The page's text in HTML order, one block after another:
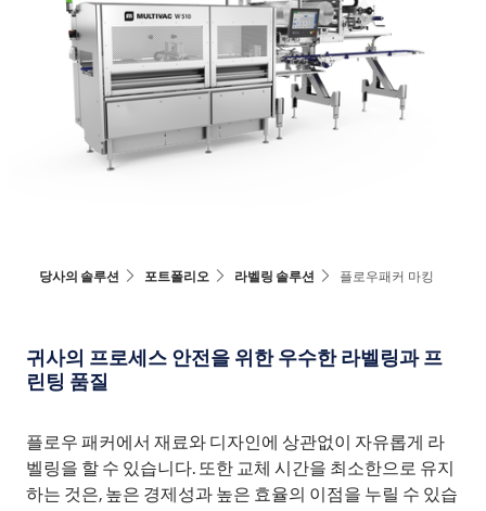
당사의 솔루션 포트폴리오 라벨링 솔루션 플로우패커 마킹
귀사의 프로세스 안전을 위한 우수한 라벨링과 프
린팅 품질
플로우 패커에서 재료와 디자인에 상관없이 자유롭게 라
벨링을 할 수 있습니다. 또한 교체 시간을 최소한으로 유지
하는 것은, 높은 경제성과 높은 효율의 이점을 누릴 수 있습